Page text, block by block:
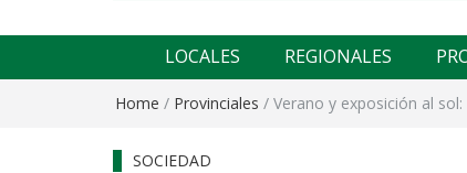
El nuevo rojense
LOCALES REGIONALES
Home / Provinciales / Verano y exposición al
SOCIEDAD